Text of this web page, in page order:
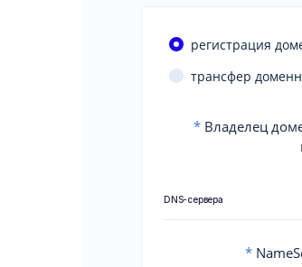
регистрация
трансфер
* Владелец
DNS-сервера
*